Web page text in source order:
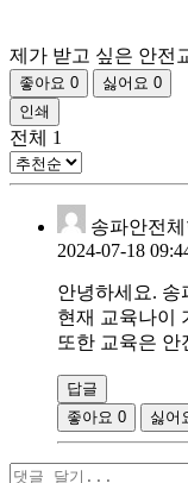
제가 받고 싶은 안전
좋아요 0 싫어요 0
인쇄
전체 1
송파안전
2024-07-18
안녕하세요. 송
현재 교육나이
또한 교육은
답글
좋아요 0 싫어